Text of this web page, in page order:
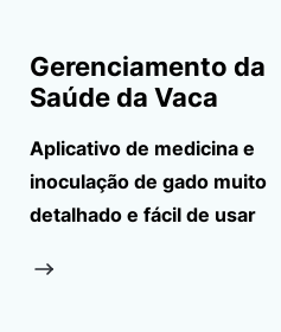
Gerenciamento da
Saúde da Vaca
Aplicativo de medicina e
inoculação de gado muito
detalhado e fácil de usar